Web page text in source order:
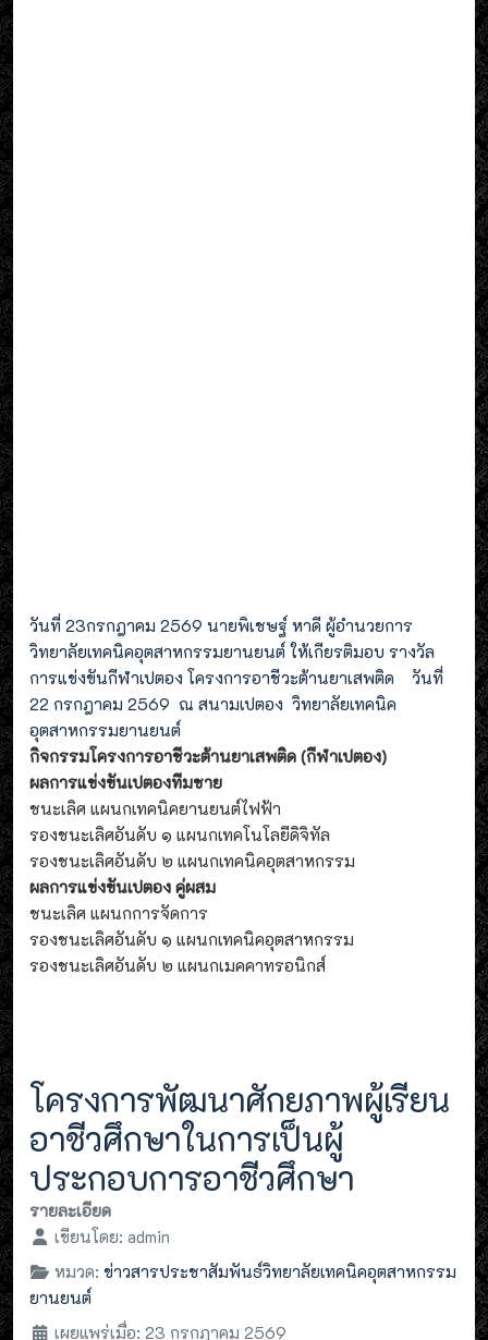
วันที่ 23กรกฎาคม 2569 นายพิเชษฐ์ หาดี ผู้อำนวยการ
วิทยาลัยเทคนิคอุตสาหกรรมยานยนต์ ให้เกียรติมอบ รางวัล
การแข่งขันกีฬาเปตอง โครงการอาชีวะต้านยาเสพติด วันที่
22 กรกฎาคม 2569 ณ สนามเปตอง วิทยาลัยเทคนิค
อุตสาหกรรมยานยนต์
กิจกรรมโครงการอาชีวะต้านยาเสพติด (กีฬาเปตอง)
ผลการแข่งขันเปตองทีมชาย
ชนะเลิศ แผนกเทคนิคยานยนต์ไฟฟ้า
รองชนะเลิศอันดับ ๑ แผนกเทคโนโลยีดิจิทัล
รองชนะเลิศอันดับ ๒ แผนกเทคนิคอุตสาหกรรม
ผลการแข่งขันเปตอง คู่ผสม
ชนะเลิศ แผนกการจัดการ
รองชนะเลิศอันดับ ๑ แผนกเทคนิคอุตสาหกรรม
รองชนะเลิศอันดับ ๒ แผนกเมคคาทรอนิกส์
โครงการพัฒนาศักยภาพผู้เรียน
อาชีวศึกษาในการเป็นผู้
ประกอบการอาชีวศึกษา
รายละเอียด
เขียนโดย: admin
หมวด: ข่าวสารประชาสัมพันธ์วิทยาลัยเทคนิคอุตสาหกรรม
ยานยนต์
เผยแพร่เมื่อ: 23 กรกฎาคม 2569